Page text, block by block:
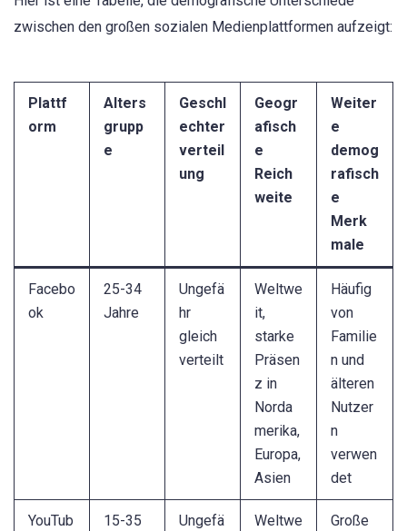
zwischen den großen sozialen Medienplattformen aufzeigt:
Plattf
orm
Alters
grupp
e
Geschl
echter
verteil
ung
Geogr
afisch
e
Reich
weite
Weiter
e
demog
rafisch
e
Merk
male
Facebo
ok
25-34
Jahre
Ungefä
hr
gleich
verteilt
Weltwe
it,
starke
Präsen
z in
Norda
merika,
Europa,
Asien
Häufig
von
Familie
n und
älteren
Nutzer
n
verwen
det
YouTub
15-35
Ungefä
Weltwe
Große